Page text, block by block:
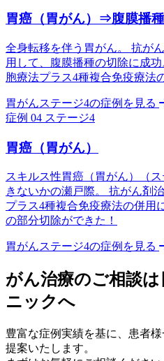
胃癌（胃がん）⇒腹膜播
全身転移を伴う胃がん。 抗が
用して、腹膜播種の切除に成
胞療法プラス4種複合免疫療法
胃がんステージ4の症例を見る
症例 04 ステージ4
胃癌（胃がん）
スキルス性胃癌（胃がん）（
きないかの瀬戸際。 抗がん剤
プラス4種複合免疫療法の併用
の部分切除ができた！
胃がんステージ4の症例を見る
がん治療のご相談は
ニックへ
豊富な症例実績を基に、患者
提案いたします。